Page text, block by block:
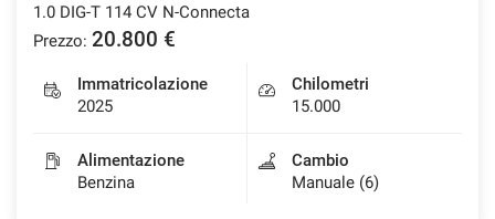
1.0 DIG-T 114 CV N-Connecta
Prezzo: 20.800 €
Immatricolazione
2025
Chilometri
15.000
Alimentazione
Benzina
Cambio
Manuale (6)